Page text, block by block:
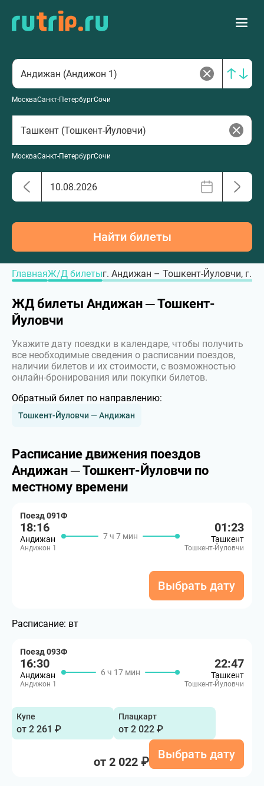
МоскваСанкт-ПетербургСочи
МоскваСанкт-ПетербургСочи
Найти билеты
ГлавнаяЖ/Д билетыг. Андижан – Тошкент-Йуловчи, г.
ЖД билеты Андижан ─ Тошкент-
Йуловчи
Укажите дату поездки в календаре, чтобы получить
все необходимые сведения о расписании поездов,
наличии билетов и их стоимости, с возможностью
онлайн-бронирования или покупки билетов.
Обратный билет по направлению:
Тошкент-Йуловчи — Андижан
Расписание движения поездов
Андижан ─ Тошкент-Йуловчи по
местному времени
Поезд 091Ф
18:16
Андижан
Андижон 1
7 ч 7 мин
01:23
Ташкент
Тошкент-Йуловчи
Выбрать дату
Расписание: вт
Поезд 093Ф
16:30
Андижан
Андижон 1
6 ч 17 мин
22:47
Ташкент
Тошкент-Йуловчи
Купе
от 2 261 ₽
Плацкарт
от 2 022 ₽
от 2 022 ₽
Выбрать дату